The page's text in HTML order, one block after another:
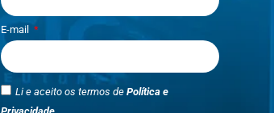
E-mail
Li e aceito os termos dePolítica e